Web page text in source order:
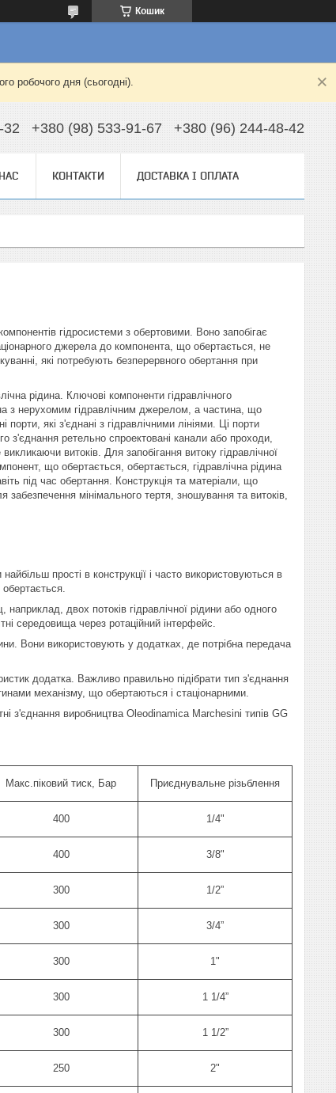
Кошик
робочого дня (сьогодні).
32 +380 (98) 533-91-67 +380 (96) 244-48-42
КОНТАКТИ ДОСТАВКА І ОПЛАТА
гідросистеми з обертовими. Воно запобігає
джерела до компонента, що обертається, не
які потребують безперервного обертання при
рідина. Ключові компоненти гідравлічного
з нерухомим гідравлічним джерелом, а частина, що
які з'єднані з гідравлічними лініями. Ці порти
з'єднання ретельно спроектовані канали або проходи,
витоків. Для запобігання витоку гідравлічної
що обертається, обертається, гідравлічна рідина
під час обертання. Конструкція та матеріали, що
мінімального тертя, зношування та витоків,
прості в конструкції і часто використовуються в
двох потоків гідравлічної рідини або одного
середовища через ротаційний інтерфейс.
Вони використовують у додатках, де потрібна передача
додатка. Важливо правильно підібрати тип з'єднання
механізму, що обертаються і стаціонарними.
з'єднання виробництва Oleodinamica Marchesini типів GG
Макс.піковий тиск, Бар Приєднувальне різьблення
400 1/4"
400 3/8"
300 1/2”
300 3/4”
300 1"
300 1 1/4”
300 1 1/2”
250 2"